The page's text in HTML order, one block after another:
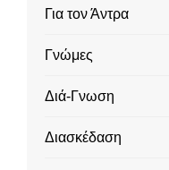
Για τον Άντρα
Γνώμες
Διά-Γνωση
Διασκέδαση